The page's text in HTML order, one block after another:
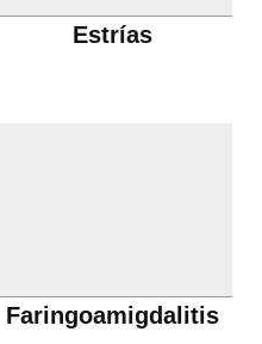
Estrías
Faringoamigdalitis